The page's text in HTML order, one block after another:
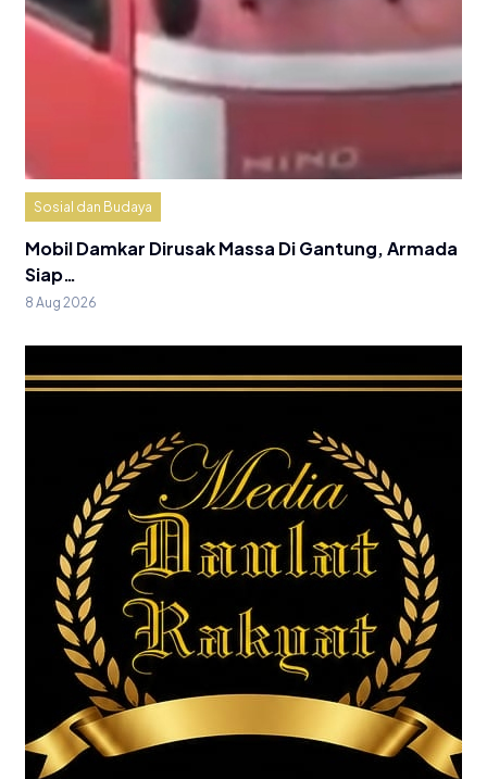
Sosial dan Budaya
Mobil Damkar Dirusak Massa Di Gantung, Armada
Siap…
8 Aug 2026